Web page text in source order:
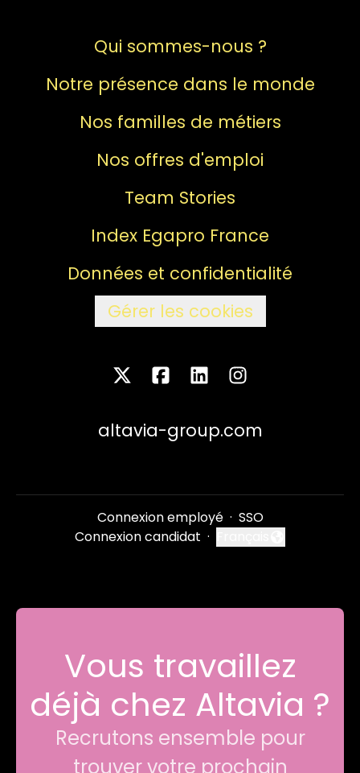
Qui sommes-nous ?
Notre présence dans le monde
Nos familles de métiers
Nos offres d'emploi
Team Stories
Index Egapro France
Données et confidentialité
Gérer les cookies
altavia-group.com
Connexion employé · SSO
Connexion candidat · Changer la langue
Vous travaillez
déjà chez Altavia ?
Recrutons ensemble pour
trouver votre prochain